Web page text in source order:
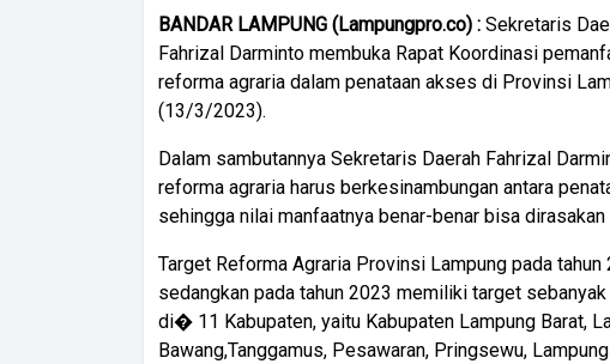
BANDAR LAMPUNG (Lampungpro.co) : Sekretaris
Fahrizal Darminto membuka Rapat Koordinasi
reforma agraria dalam penataan akses di Provinsi
(13/3/2023).
Dalam sambutannya Sekretaris Daerah Fahrizal
reforma agraria harus berkesinambungan antara
sehingga nilai manfaatnya benar-benar bisa
Target Reforma Agraria Provinsi Lampung pada
sedangkan pada tahun 2023 memiliki target
di� 11 Kabupaten, yaitu Kabupaten Lampung Barat,
Bawang,Tanggamus, Pesawaran, Pringsewu,